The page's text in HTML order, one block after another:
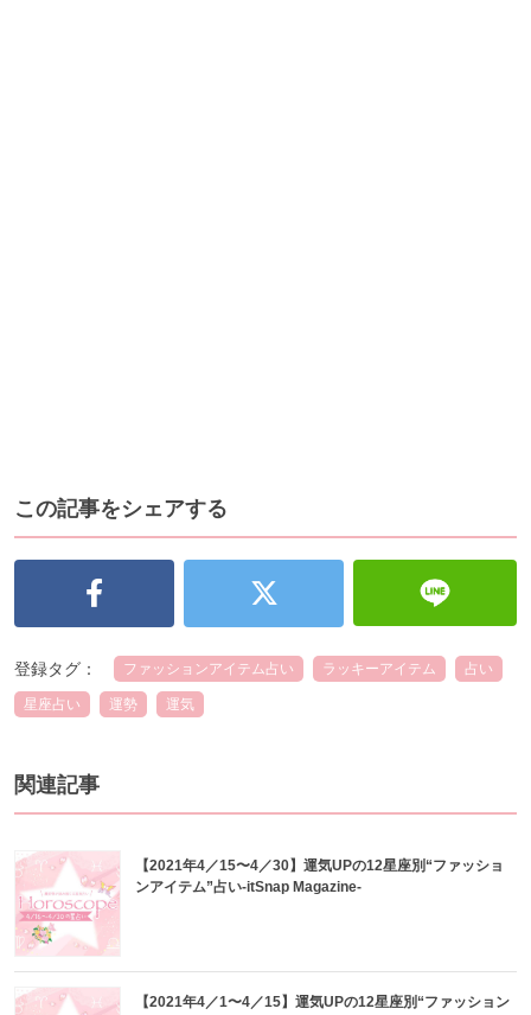
この記事をシェアする
登録タグ： ファッションアイテム占い ラッキーアイテム 占い
星座占い 運勢 運気
関連記事
【2021年4／15〜4／30】運気UPの12星座別“ファッショ
ンアイテム”占い-itSnap Magazine-
【2021年4／1〜4／15】運気UPの12星座別“ファッション